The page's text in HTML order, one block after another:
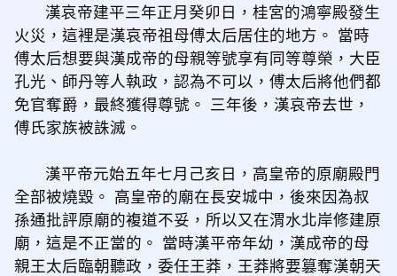
漢哀帝建平三年正月癸卯日，桂宮的鴻寧殿發生
火災，這裡是漢哀帝祖母傅太后居住的地方。 當時
傅太后想要與漢成帝的母親等號享有同等尊榮，大臣
孔光、師丹等人執政，認為不可以，傅太后將他們都
免官奪爵，最終獲得尊號。 三年後，漢哀帝去世，
傅氏家族被誅滅。
漢平帝元始五年七月己亥日，高皇帝的原廟殿門
全部被燒毀。 高皇帝的廟在長安城中，後來因為叔
孫通批評原廟的複道不妥，所以又在渭水北岸修建原
廟，這是不正當的。 當時漢平帝年幼，漢成帝的母
親王太后臨朝聽政，委任王莽，王莽將要篡奪漢朝天